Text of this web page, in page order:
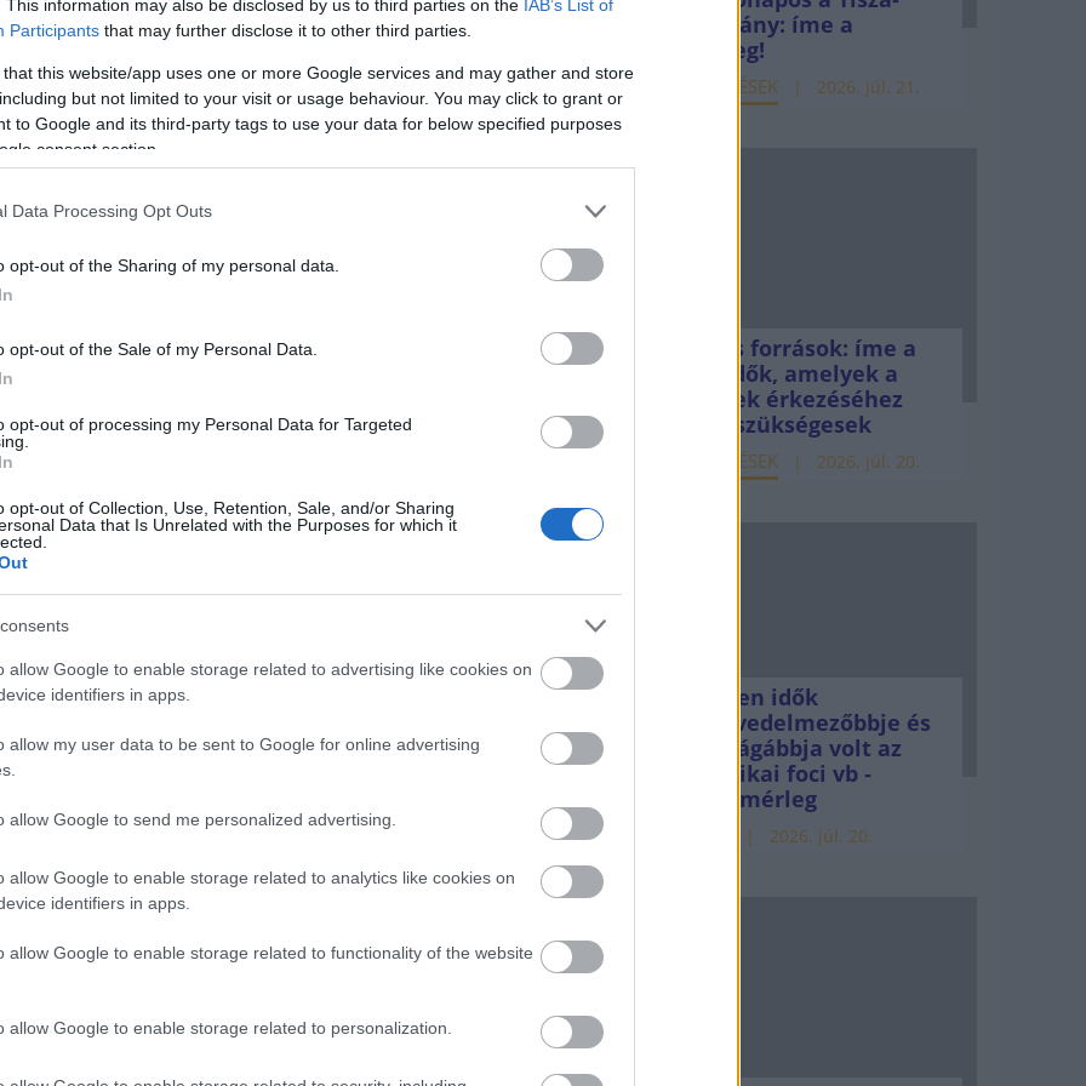
This information may also be disclosed by us to third parties on the IAB’s List of
Participants that may further disclose it to other third parties.
that this website/app uses one or more Google services and may gather and store
but not limited to your visit or usage behaviour. You may click to grant or
to Google and its third-party tags to use your data for below specified purposes
consent section.
Data Processing Opt Outs
opt-out of the Sharing of my personal data.
opt-out of the Sale of my Personal Data.
opt-out of processing my Personal Data for Targeted
opt-out of Collection, Use, Retention, Sale, and/or Sharing
Data that Is Unrelated with the Purposes for which it
allow Google to enable storage related to advertising like cookies on
identifiers in apps.
allow my user data to be sent to Google for online advertising
allow Google to send me personalized advertising.
allow Google to enable storage related to analytics like cookies on
identifiers in apps.
allow Google to enable storage related to functionality of the website
allow Google to enable storage related to personalization.
magyar gazdaság alapvetően a háború és a szankciók
szerint ugyanis a kormány célzott támogatásai,
mintegy 3 000 milliárd forintnyi olcsó fejlesztési célú
intézkedései, úgy mint az
kkv támogatási program, a Gyármentő Program, a
Kártya Program és Baross Gábor Újraiparosítási
0,5 százalékponttal, a 2023-ast pedig 1,5
javítják.
kiszűrve, vagyis mindkét esetben az aktuálisan
számolva,
és a szankciók nélkül 2023-ra
forint GDP adódott volna,
és kormányzati segítség
582 milliárd forint lenne a GDP.
eltérése az említett 3 674 milliárd forint, vagyis az
GDP 4,8 százaléka, ennyi tehát az az összeg a
szerint, amelytől a magyar gazdaság elesik a háború
kormány: íme a
mérleg!
ELEMZÉSEK 2026. júl. 21.
Uniós források: íme a
teendők, amelyek a
pénzek érkezéséhez
még szükségesek
ELEMZÉSEK 2026. júl. 20.
Minden idők
legjövedelmezőbbje és
legdrágábbja volt az
amerikai foci vb -
gyorsmérleg
2026. júl. 20.